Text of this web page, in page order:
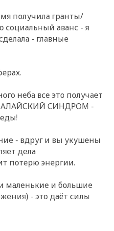
получила гранты/
социальный аванс - я
- главные
неба все это получает
СИНДРОМ -
- вдруг и вы укушены
дела
потерю энергии.
маленькие и большие
- это даёт силы